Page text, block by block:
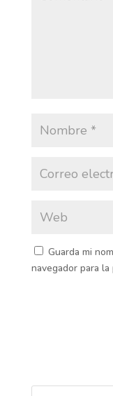
Guarda mi
navegador para